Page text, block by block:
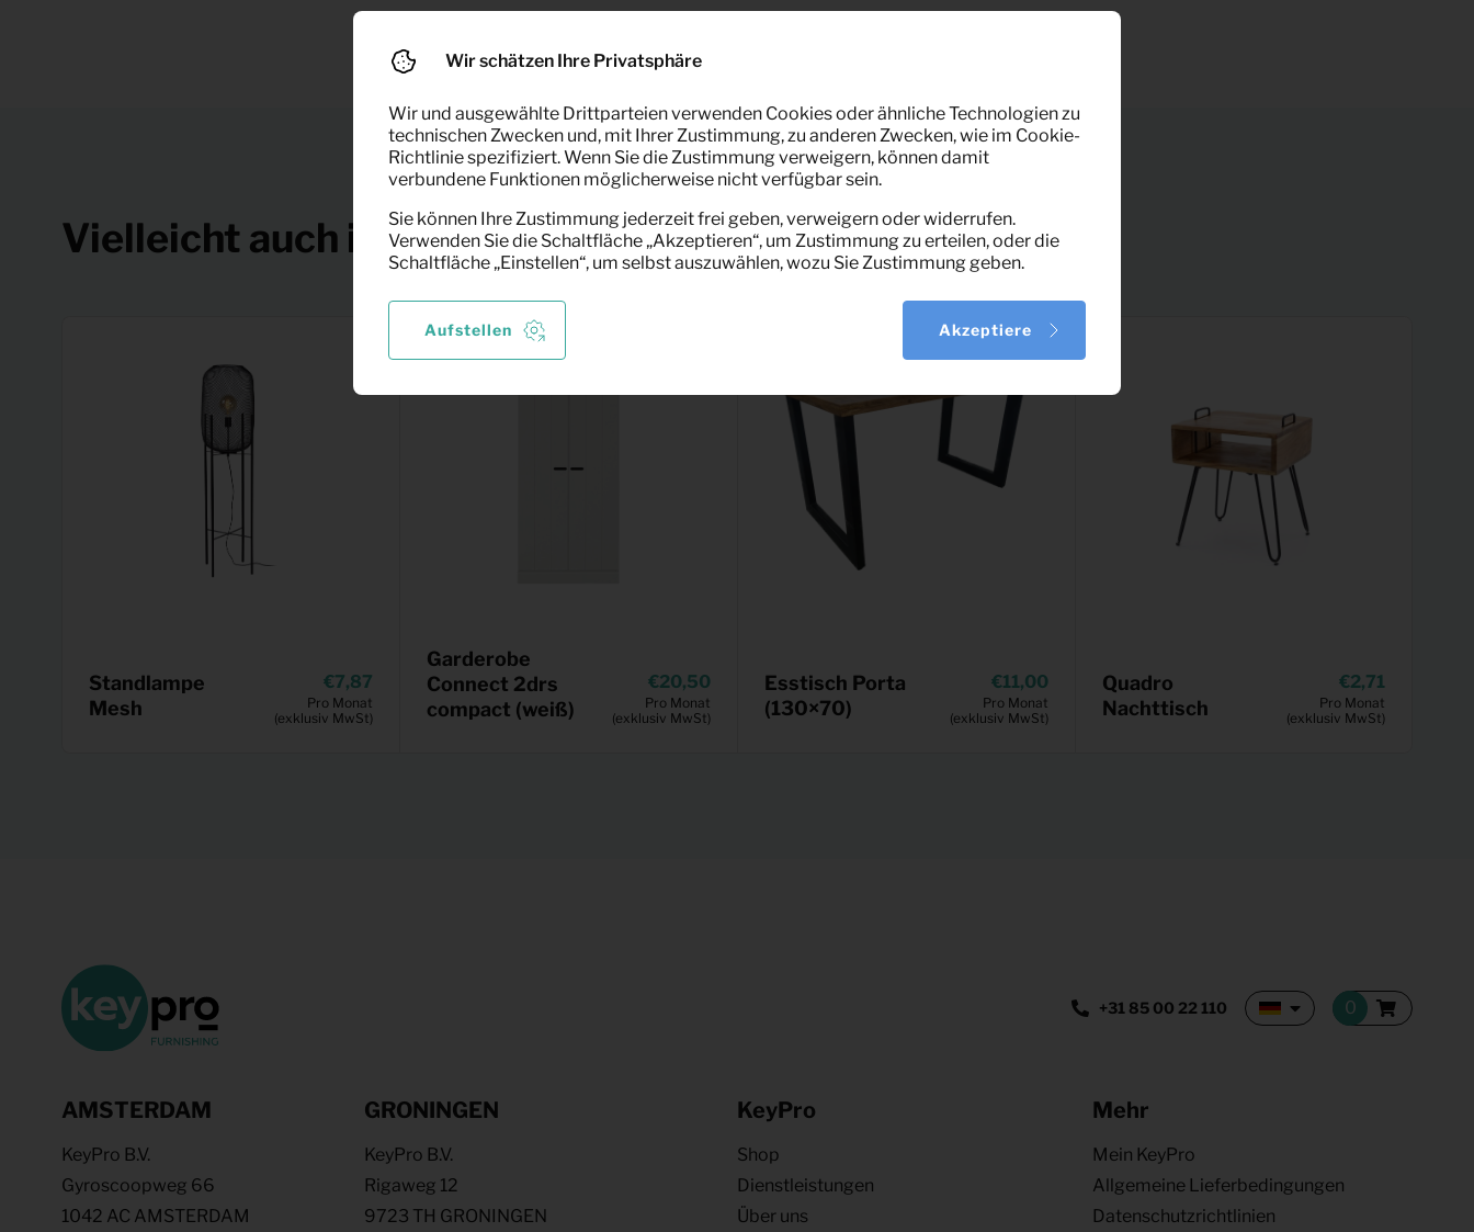
Vielleicht auch interessant
Standlampe
Mesh
7,87
Pro Monat
(exklusiv MwSt)
Garderobe
Connect 2drs
compact (weiß)
20,50
Pro Monat
(exklusiv MwSt)
Esstisch Porta
(130×70)
11,00
Pro Monat
(exklusiv MwSt)
Quadro
Nachttisch
2,71
Pro Monat
(exklusiv MwSt)
+31 85 00 22 110
AMSTERDAM
KeyPro B.V.
Gyroscoopweg 66
1042 AC AMSTERDAM
GRONINGEN
KeyPro B.V.
Rigaweg 12
9723 TH GRONINGEN
KeyPro
Shop
Dienstleistungen
Über uns
Mehr
Mein KeyPro
Allgemeine Lieferbedingungen
Datenschutzrichtlinien
Wir schätzen Ihre Privatsphäre
Wir und ausgewählte Drittparteien verwenden Cookies oder ähnliche Technologien zu
technischen Zwecken und, mit Ihrer Zustimmung, zu anderen Zwecken, wie im Cookie-
Richtlinie spezifiziert. Wenn Sie die Zustimmung verweigern, können damit
verbundene Funktionen möglicherweise nicht verfügbar sein.
Sie können Ihre Zustimmung jederzeit frei geben, verweigern oder widerrufen.
Verwenden Sie die Schaltfläche „Akzeptieren“, um Zustimmung zu erteilen, oder die
Schaltfläche „Einstellen“, um selbst auszuwählen, wozu Sie Zustimmung geben.
Aufstellen Akzeptiere